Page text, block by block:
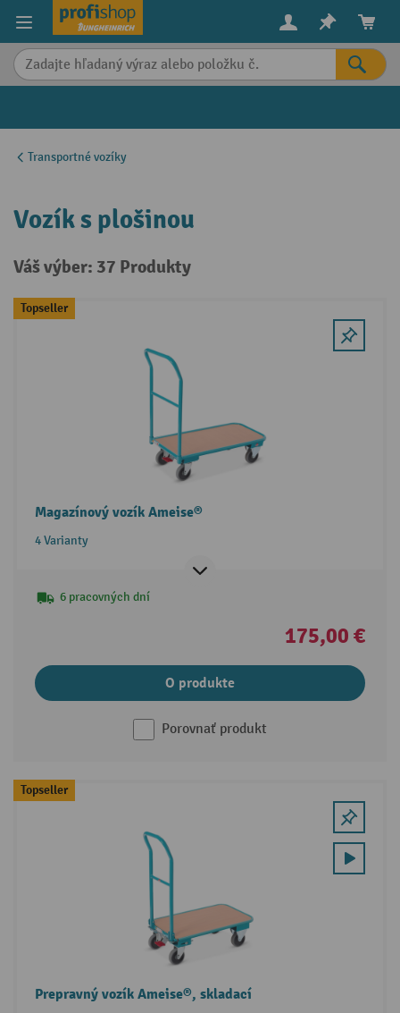
content
Transportné vozíky
Vozík s plošinou
Váš výber: 37 Produkty
Topseller
Magazínový vozík Ameise®
4 Varianty
6 pracovných dní
175,00 €
O produkte
Porovnať produkt
Topseller
Prepravný vozík Ameise®, skladací